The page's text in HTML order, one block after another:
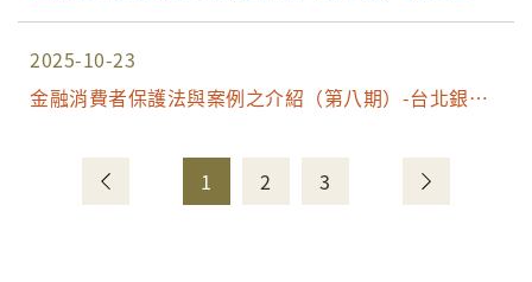
場
2025-10-23
金融消費者保護法與案例之介紹（第八期）-台北銀行
1
2 3